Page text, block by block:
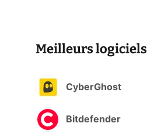
Meilleurs logiciels
CyberGhost
Bitdefender